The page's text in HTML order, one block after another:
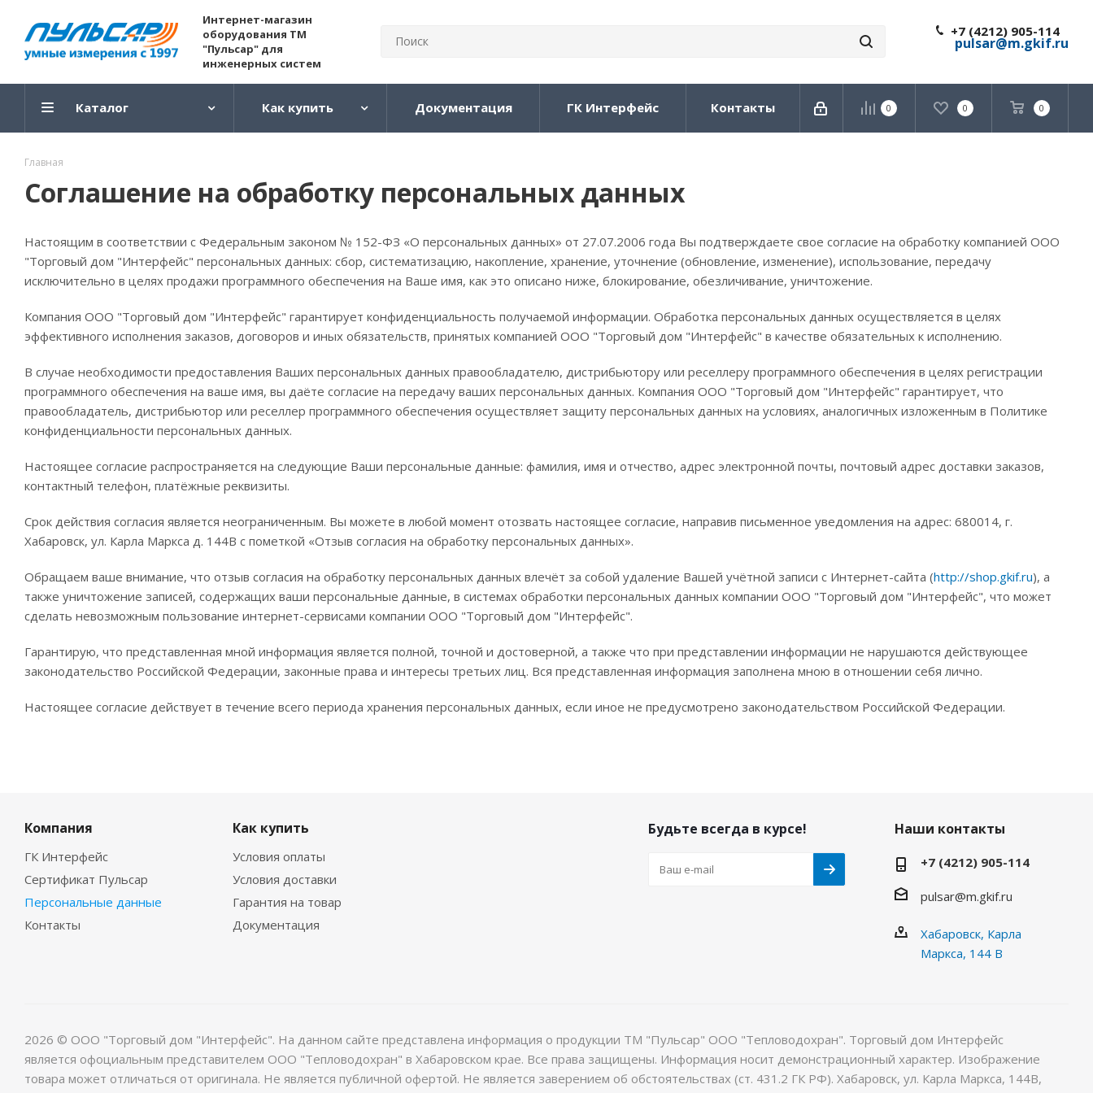
Интернет-магазин
оборудования ТМ
"Пульсар" для
инженерных систем
+7 (4212) 905-114
pulsar@m.gkif.ru
0 0 0
Каталог Как купить Документация ГК Интерфейс Контакты
Главная
Соглашение на обработку персональных данных
Настоящим в соответствии с Федеральным законом № 152-ФЗ «О персональных данных» от 27.07.2006 года Вы подтверждаете свое согласие на обработку компанией ООО
"Торговый дом "Интерфейс" персональных данных: сбор, систематизацию, накопление, хранение, уточнение (обновление, изменение), использование, передачу
исключительно в целях продажи программного обеспечения на Ваше имя, как это описано ниже, блокирование, обезличивание, уничтожение.
Компания ООО "Торговый дом "Интерфейс" гарантирует конфиденциальность получаемой информации. Обработка персональных данных осуществляется в целях
эффективного исполнения заказов, договоров и иных обязательств, принятых компанией ООО "Торговый дом "Интерфейс" в качестве обязательных к исполнению.
В случае необходимости предоставления Ваших персональных данных правообладателю, дистрибьютору или реселлеру программного обеспечения в целях регистрации
программного обеспечения на ваше имя, вы даёте согласие на передачу ваших персональных данных. Компания ООО "Торговый дом "Интерфейс" гарантирует, что
правообладатель, дистрибьютор или реселлер программного обеспечения осуществляет защиту персональных данных на условиях, аналогичных изложенным в Политике
конфиденциальности персональных данных.
Настоящее согласие распространяется на следующие Ваши персональные данные: фамилия, имя и отчество, адрес электронной почты, почтовый адрес доставки заказов,
контактный телефон, платёжные реквизиты.
Срок действия согласия является неограниченным. Вы можете в любой момент отозвать настоящее согласие, направив письменное уведомления на адрес: 680014, г.
Хабаровск, ул. Карла Маркса д. 144В с пометкой «Отзыв согласия на обработку персональных данных».
Обращаем ваше внимание, что отзыв согласия на обработку персональных данных влечёт за собой удаление Вашей учётной записи с Интернет-сайта (http://shop.gkif.ru), а
также уничтожение записей, содержащих ваши персональные данные, в системах обработки персональных данных компании ООО "Торговый дом "Интерфейс", что может
сделать невозможным пользование интернет-сервисами компании ООО "Торговый дом "Интерфейс".
Гарантирую, что представленная мной информация является полной, точной и достоверной, а также что при представлении информации не нарушаются действующее
законодательство Российской Федерации, законные права и интересы третьих лиц. Вся представленная информация заполнена мною в отношении себя лично.
Настоящее согласие действует в течение всего периода хранения персональных данных, если иное не предусмотрено законодательством Российской Федерации.
Компания
ГК Интерфейс
Сертификат Пульсар
Персональные данные
Контакты
Как купить
Условия оплаты
Условия доставки
Гарантия на товар
Документация
Будьте всегда в курсе! Наши контакты
+7 (4212) 905-114
pulsar@m.gkif.ru
Хабаровск, Карла
Маркса, 144 В
2026 © ООО "Торговый дом "Интерфейс". На данном сайте представлена информация о продукции ТМ "Пульсар" ООО "Тепловодохран". Торговый дом Интерфейс
является офоциальным представителем ООО "Тепловодохран" в Хабаровском крае. Все права защищены. Информация носит демонстрационный характер. Изображение
товара может отличаться от оригинала. Не является публичной офертой. Не является заверением об обстоятельствах (ст. 431.2 ГК РФ). Хабаровск, ул. Карла Маркса, 144В,